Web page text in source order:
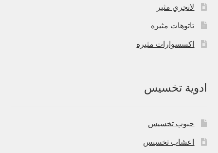
لانجري مثير
تاتوهات مثيره
اكسسوارات مثيره
ادوية تخسيس
حبوب تخسيس
اعشاب تخسيس